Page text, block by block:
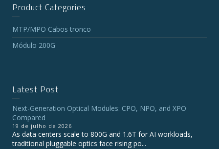
Product Categories
MTP/MPO Cabos tronco
Módulo 200G
Latest Post
Next-Generation Optical Modules: CPO, NPO, and XPO
Compared
19 de julho de 2026
As data centers scale to 800G and 1.6T for AI workloads,
traditional pluggable optics face rising po...